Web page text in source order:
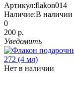
Артикул:flakon014
Наличие:В наличии
0
200 р.
Уведомить
Нет в наличии